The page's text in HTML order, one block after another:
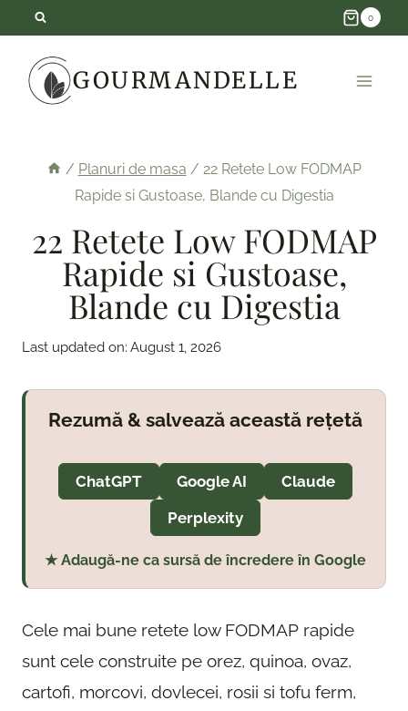
content
0
GOURMANDELLE
/ Planuri de masa / 22 Retete Low FODMAP
Rapide si Gustoase, Blande cu Digestia
22 Retete Low FODMAP
Rapide si Gustoase,
Blande cu Digestia
Last updated on: August 1, 2026
Rezumă & salvează această rețetă
ChatGPT Google AI
Claude
Perplexity
★ Adaugă-ne ca sursă de încredere în Google
Cele mai bune retete low FODMAP rapide
sunt cele construite pe orez, quinoa, ovaz,
cartofi, morcovi, dovlecei, rosii si tofu ferm,